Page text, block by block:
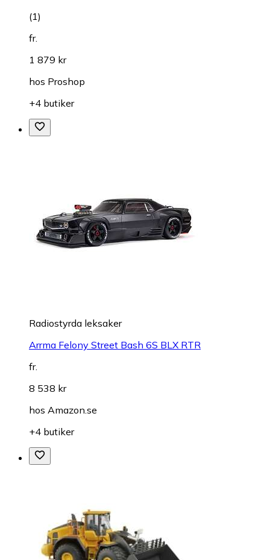
(1)
fr.
1 879 kr
hos Proshop
+4 butiker
Radiostyrda leksaker
Arrma Felony Street Bash 6S BLX RTR
fr.
8 538 kr
hos Amazon.se
+4 butiker